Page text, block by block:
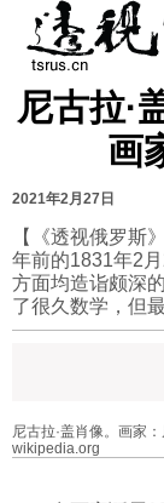
首页
国际
时政
陆军
军事合作
评论
工业
能源
农业
美食
娱乐
图片新闻
高清图片
漫画
视频
图表
尼古拉·
画
2021年2月27日
【《透视俄罗斯
年前的1831年2
方面均造诣颇深
了很久数学，但
尼古拉·盖肖像。画家
wikipedia.org